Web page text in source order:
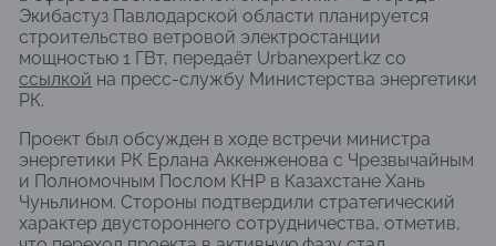
Экибастуз Павлодарской области планируется
строительство ветровой электростанции
мощностью 1 ГВт, передаёт Urbanexpert.kz со
ссылкой на пресс-службу Министерства энергетики
РК.
Проект был обсужден в ходе встречи министра
энергетики РК Ерлана Аккенженова с Чрезвычайным
и Полномочным Послом КНР в Казахстане Хань
Чуньлином. Стороны подтвердили стратегический
характер двустороннего сотрудничества, отметив,